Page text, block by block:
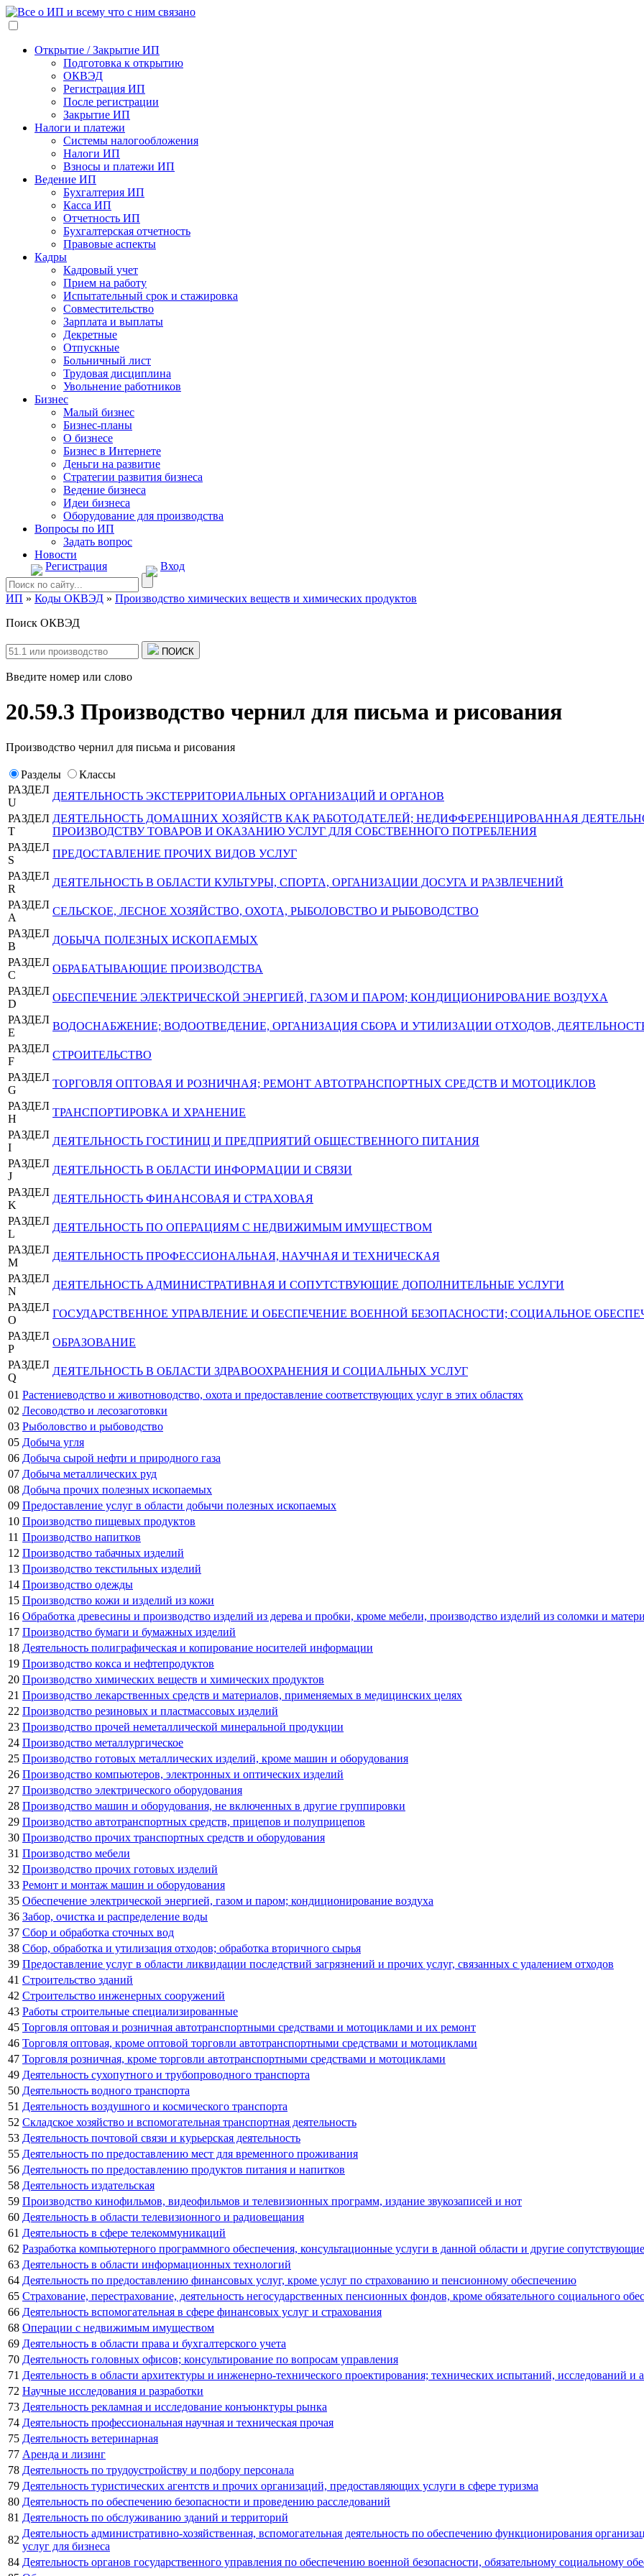
Открытие / Закрытие ИП
Подготовка к открытию
ОКВЭД
Регистрация ИП
После регистрации
Закрытие ИП
Налоги и платежи
Системы налогообложения
Налоги ИП
Взносы и платежи ИП
Ведение ИП
Бухгалтерия ИП
Касса ИП
Отчетность ИП
Бухгалтерская отчетность
Правовые аспекты
Кадры
Кадровый учет
Прием на работу
Испытательный срок и стажировка
Совместительство
Зарплата и выплаты
Декретные
Отпускные
Больничный лист
Трудовая дисциплина
Увольнение работников
Бизнес
Малый бизнес
Бизнес-планы
О бизнесе
Бизнес в Интернете
Деньги на развитие
Стратегии развития бизнеса
Ведение бизнеса
Идеи бизнеса
Оборудование для производства
Вопросы по ИП
Задать вопрос
Новости
Регистрация
Вход
ИП » Коды ОКВЭД » Производство химических веществ и химических продуктов
Поиск ОКВЭД
ПОИСК
Введите номер или слово
20.59.3 Производство чернил для письма и рисования
Производство чернил для письма и рисования
Разделы
Классы
РАЗДЕЛ
U
ДЕЯТЕЛЬНОСТЬ ЭКСТЕРРИТОРИАЛЬНЫХ ОРГАНИЗАЦИЙ И ОРГАНОВ
РАЗДЕЛ
T
ДЕЯТЕЛЬНОСТЬ ДОМАШНИХ ХОЗЯЙСТВ КАК РАБОТОДАТЕЛЕЙ; НЕДИФФЕРЕНЦИРОВАННАЯ
ПРОИЗВОДСТВУ ТОВАРОВ И ОКАЗАНИЮ УСЛУГ ДЛЯ СОБСТВЕННОГО ПОТРЕБЛЕНИЯ
РАЗДЕЛ
S
ПРЕДОСТАВЛЕНИЕ ПРОЧИХ ВИДОВ УСЛУГ
РАЗДЕЛ
R
ДЕЯТЕЛЬНОСТЬ В ОБЛАСТИ КУЛЬТУРЫ, СПОРТА, ОРГАНИЗАЦИИ ДОСУГА И РАЗВЛЕЧЕНИЙ
РАЗДЕЛ
A
СЕЛЬСКОЕ, ЛЕСНОЕ ХОЗЯЙСТВО, ОХОТА, РЫБОЛОВСТВО И РЫБОВОДСТВО
РАЗДЕЛ
B
ДОБЫЧА ПОЛЕЗНЫХ ИСКОПАЕМЫХ
РАЗДЕЛ
C
ОБРАБАТЫВАЮЩИЕ ПРОИЗВОДСТВА
РАЗДЕЛ
D
ОБЕСПЕЧЕНИЕ ЭЛЕКТРИЧЕСКОЙ ЭНЕРГИЕЙ, ГАЗОМ И ПАРОМ; КОНДИЦИОНИРОВАНИЕ ВОЗДУХА
РАЗДЕЛ
E
ВОДОСНАБЖЕНИЕ; ВОДООТВЕДЕНИЕ, ОРГАНИЗАЦИЯ СБОРА И УТИЛИЗАЦИИ ОТХОДОВ,
РАЗДЕЛ
F
СТРОИТЕЛЬСТВО
РАЗДЕЛ
G
ТОРГОВЛЯ ОПТОВАЯ И РОЗНИЧНАЯ; РЕМОНТ АВТОТРАНСПОРТНЫХ СРЕДСТВ И МОТОЦИКЛОВ
РАЗДЕЛ
H
ТРАНСПОРТИРОВКА И ХРАНЕНИЕ
РАЗДЕЛ
I
ДЕЯТЕЛЬНОСТЬ ГОСТИНИЦ И ПРЕДПРИЯТИЙ ОБЩЕСТВЕННОГО ПИТАНИЯ
РАЗДЕЛ
J
ДЕЯТЕЛЬНОСТЬ В ОБЛАСТИ ИНФОРМАЦИИ И СВЯЗИ
РАЗДЕЛ
K
ДЕЯТЕЛЬНОСТЬ ФИНАНСОВАЯ И СТРАХОВАЯ
РАЗДЕЛ
L
ДЕЯТЕЛЬНОСТЬ ПО ОПЕРАЦИЯМ С НЕДВИЖИМЫМ ИМУЩЕСТВОМ
РАЗДЕЛ
M
ДЕЯТЕЛЬНОСТЬ ПРОФЕССИОНАЛЬНАЯ, НАУЧНАЯ И ТЕХНИЧЕСКАЯ
РАЗДЕЛ
N
ДЕЯТЕЛЬНОСТЬ АДМИНИСТРАТИВНАЯ И СОПУТСТВУЮЩИЕ ДОПОЛНИТЕЛЬНЫЕ УСЛУГИ
РАЗДЕЛ
O
ГОСУДАРСТВЕННОЕ УПРАВЛЕНИЕ И ОБЕСПЕЧЕНИЕ ВОЕННОЙ БЕЗОПАСНОСТИ; СОЦИАЛЬНОЕ
РАЗДЕЛ
P
ОБРАЗОВАНИЕ
РАЗДЕЛ
Q
ДЕЯТЕЛЬНОСТЬ В ОБЛАСТИ ЗДРАВООХРАНЕНИЯ И СОЦИАЛЬНЫХ УСЛУГ
01 Растениеводство и животноводство, охота и предоставление соответствующих услуг в этих областях
02 Лесоводство и лесозаготовки
03 Рыболовство и рыбоводство
05 Добыча угля
06 Добыча сырой нефти и природного газа
07 Добыча металлических руд
08 Добыча прочих полезных ископаемых
09 Предоставление услуг в области добычи полезных ископаемых
10 Производство пищевых продуктов
11 Производство напитков
12 Производство табачных изделий
13 Производство текстильных изделий
14 Производство одежды
15 Производство кожи и изделий из кожи
16 Обработка древесины и производство изделий из дерева и пробки, кроме мебели, производство изделий из соломки и
17 Производство бумаги и бумажных изделий
18 Деятельность полиграфическая и копирование носителей информации
19 Производство кокса и нефтепродуктов
20 Производство химических веществ и химических продуктов
21 Производство лекарственных средств и материалов, применяемых в медицинских целях
22 Производство резиновых и пластмассовых изделий
23 Производство прочей неметаллической минеральной продукции
24 Производство металлургическое
25 Производство готовых металлических изделий, кроме машин и оборудования
26 Производство компьютеров, электронных и оптических изделий
27 Производство электрического оборудования
28 Производство машин и оборудования, не включенных в другие группировки
29 Производство автотранспортных средств, прицепов и полуприцепов
30 Производство прочих транспортных средств и оборудования
31 Производство мебели
32 Производство прочих готовых изделий
33 Ремонт и монтаж машин и оборудования
35 Обеспечение электрической энергией, газом и паром; кондиционирование воздуха
36 Забор, очистка и распределение воды
37 Сбор и обработка сточных вод
38 Сбор, обработка и утилизация отходов; обработка вторичного сырья
39 Предоставление услуг в области ликвидации последствий загрязнений и прочих услуг, связанных с удалением отходов
41 Строительство зданий
42 Строительство инженерных сооружений
43 Работы строительные специализированные
45 Торговля оптовая и розничная автотранспортными средствами и мотоциклами и их ремонт
46 Торговля оптовая, кроме оптовой торговли автотранспортными средствами и мотоциклами
47 Торговля розничная, кроме торговли автотранспортными средствами и мотоциклами
49 Деятельность сухопутного и трубопроводного транспорта
50 Деятельность водного транспорта
51 Деятельность воздушного и космического транспорта
52 Складское хозяйство и вспомогательная транспортная деятельность
53 Деятельность почтовой связи и курьерская деятельность
55 Деятельность по предоставлению мест для временного проживания
56 Деятельность по предоставлению продуктов питания и напитков
58 Деятельность издательская
59 Производство кинофильмов, видеофильмов и телевизионных программ, издание звукозаписей и нот
60 Деятельность в области телевизионного и радиовещания
61 Деятельность в сфере телекоммуникаций
62 Разработка компьютерного программного обеспечения, консультационные услуги в данной области и другие
63 Деятельность в области информационных технологий
64 Деятельность по предоставлению финансовых услуг, кроме услуг по страхованию и пенсионному обеспечению
65 Страхование, перестрахование, деятельность негосударственных пенсионных фондов, кроме обязательного социального
66 Деятельность вспомогательная в сфере финансовых услуг и страхования
68 Операции с недвижимым имуществом
69 Деятельность в области права и бухгалтерского учета
70 Деятельность головных офисов; консультирование по вопросам управления
71 Деятельность в области архитектуры и инженерно-технического проектирования; технических испытаний, исследований и
72 Научные исследования и разработки
73 Деятельность рекламная и исследование конъюнктуры рынка
74 Деятельность профессиональная научная и техническая прочая
75 Деятельность ветеринарная
77 Аренда и лизинг
78 Деятельность по трудоустройству и подбору персонала
79 Деятельность туристических агентств и прочих организаций, предоставляющих услуги в сфере туризма
80 Деятельность по обеспечению безопасности и проведению расследований
81 Деятельность по обслуживанию зданий и территорий
82
Деятельность административно-хозяйственная, вспомогательная деятельность по обеспечению функционирования
услуг для бизнеса
84 Деятельность органов государственного управления по обеспечению военной безопасности, обязательному социальному